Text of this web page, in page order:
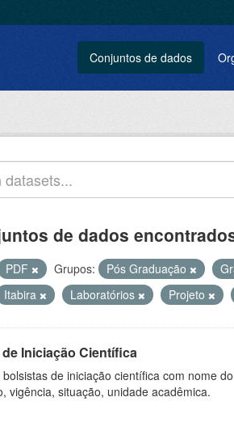
Conjuntos de dados
de dados
PDF Grupos: Pós Graduação
Itabira Laboratórios Projeto
Iniciação Científica
bolsistas de iniciação científica com nome
vigência, situação, unidade acadêmica.